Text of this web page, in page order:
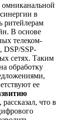
омниканальной
в
ритейлерам
В основе
телеком-
DSP/SSP-
сетях. Таким
обработку
ее
, рассказал, что в